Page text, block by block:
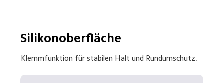
Silikonoberfläche
Klemmfunktion für stabilen Halt und Rundumschutz.